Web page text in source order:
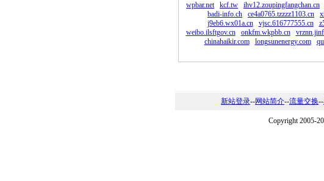
wpbar.net kcf.tw ihv12.zoupingfangchan.cn
badi-info.ch
ce4a0765.tzzzz1103.cn
j9eb6.wx01a.cn
vjsc.616777555.cn
weibo.ilsftgov.cn
onkfm.wkpbb.cn
chinahaikir.com
longsunenergy.com
新站登录--网站简介--流量交换--
Copyright 2005-